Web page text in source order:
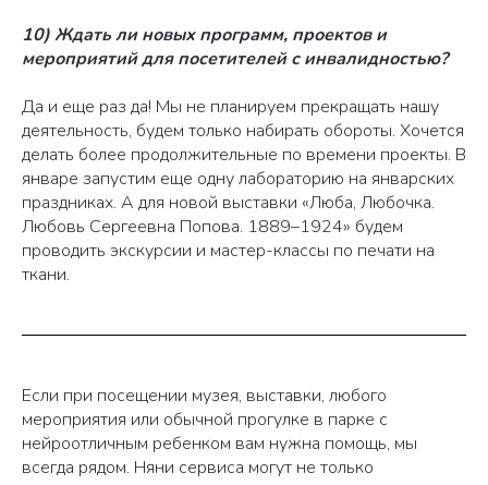
10) Ждать ли новых программ, проектов и
мероприятий для посетителей с инвалидностью?
Да и еще раз да! Мы не планируем прекращать нашу
деятельность, будем только набирать обороты. Хочется
делать более продолжительные по времени проекты. В
январе запустим еще одну лабораторию на январских
праздниках. А для новой выставки «Люба, Любочка.
Любовь Сергеевна Попова. 1889–1924» будем
проводить экскурсии и мастер-классы по печати на
ткани.
Если при посещении музея, выставки, любого
мероприятия или обычной прогулке в парке с
нейроотличным ребенком вам нужна помощь, мы
всегда рядом. Няни сервиса могут не только